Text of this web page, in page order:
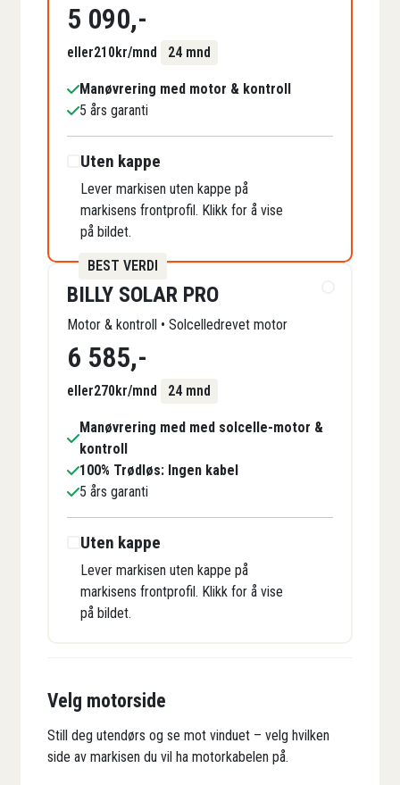
5 090,-
eller210kr/mnd 24 mnd
Manøvrering med motor & kontroll
5 års garanti
Uten kappe
Lever markisen uten kappe på
markisens frontprofil. Klikk for å vise
på bildet.
BEST VERDI
BILLY SOLAR PRO
Motor & kontroll • Solcelledrevet motor
6 585,-
eller270kr/mnd 24 mnd
Manøvrering med med solcelle-motor &
kontroll
100% Trødløs: Ingen kabel
5 års garanti
Uten kappe
Lever markisen uten kappe på
markisens frontprofil. Klikk for å vise
på bildet.
Velg motorside
Still deg utendørs og se mot vinduet – velg hvilken
side av markisen du vil ha motorkabelen på.